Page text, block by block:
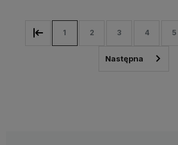
1 2 3 4 5